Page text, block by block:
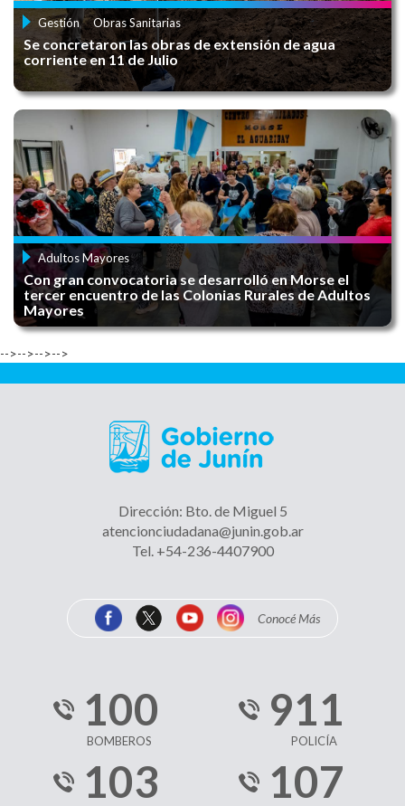
MUESTRA MUJER DE RÍO
CURSO DE LICENCIA DE CONDUCIR
CONVOCATORIA MUSEO ABIERTO
Muestra FINA, ROCK y ARTE
ORIENTACIÓN PARA LA ADOPCIÓN
Gestión Obras Sanitarias
Se concretaron las obras de extensión de agua
corriente en 11 de Julio
Adultos Mayores
Con gran convocatoria se desarrolló en Morse el
tercer encuentro de las Colonias Rurales de Adultos
Mayores
-->-->-->-->
Dirección: Bto. de Miguel 5
atencionciudadana@junin.gob.ar
Tel. +54-236-4407900
Conocé Más
100
BOMBEROS
911
POLICÍA
103 107